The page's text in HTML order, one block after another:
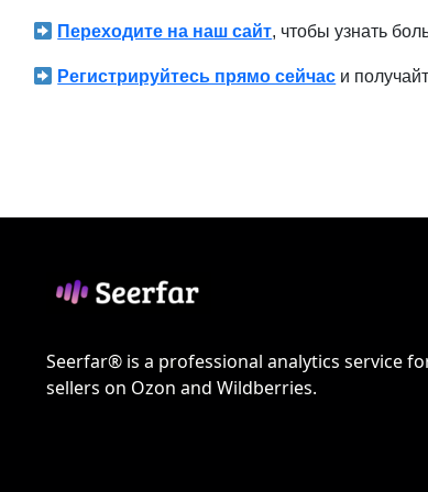
Переходите на наш сайт, чтобы узнать
Регистрируйтесь прямо сейчас и
Seerfar® is a professional analytics service
sellers on Ozon and Wildberries.